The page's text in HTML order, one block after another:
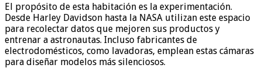
El propósito de esta habitación es la experimentación.
Desde Harley Davidson hasta la NASA utilizan este espacio
para recolectar datos que mejoren sus productos y
entrenar a astronautas. Incluso fabricantes de
electrodomésticos, como lavadoras, emplean estas cámaras
para diseñar modelos más silenciosos.